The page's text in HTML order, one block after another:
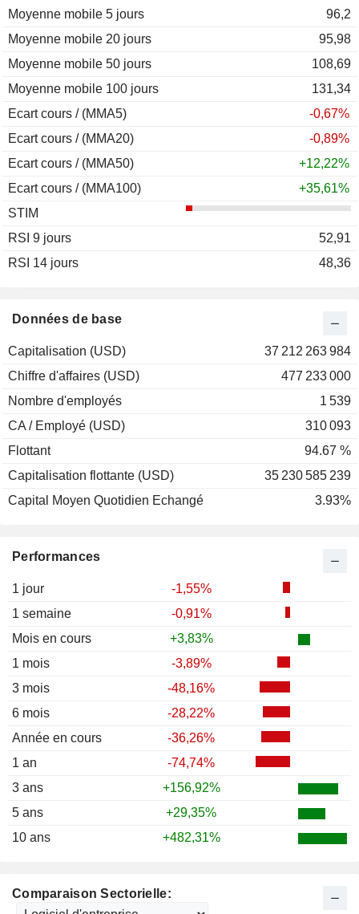
Performances
1 jour
-1,55%
1 semaine
-0,91%
Mois en cours
+3,83%
1 mois
-3,89%
3 mois
-48,16%
6 mois
-28,22%
Année en cours
-36,26%
1 an
-74,74%
3 ans
+156,92%
5 ans
+29,35%
10 ans
+482,31%
Données de base
Capitalisation (USD)
37 212 263 984
Chiffre d'affaires (USD)
477 233 000
Nombre d'employés
1 539
CA / Employé (USD)
310 093
Flottant
94.67 %
Capitalisation flottante (USD)
35 230 585 239
Capital Moyen Quotidien Echangé
3.93%
Moyenne mobile 5 jours
96,2
Moyenne mobile 20 jours
95,98
Moyenne mobile 50 jours
108,69
Moyenne mobile 100 jours
131,34
Ecart cours / (MMA5)
-0,67%
Ecart cours / (MMA20)
-0,89%
Ecart cours / (MMA50)
+12,22%
Ecart cours / (MMA100)
+35,61%
STIM
RSI 9 jours
52,91
RSI 14 jours
48,36
Comparaison Sectorielle:
2011
+26,73%
2010
-9,09%
2009
+153,22%
2008
-60,96%
2007
2006
2005
2004
+14,81%
2003
+247,55%
2002
2001
1999